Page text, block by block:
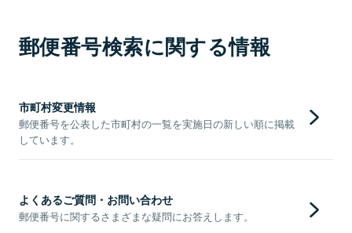
郵便番号検索に関する情報
市町村変更情報
郵便番号を公表した市町村の一覧を実施日の新しい順に掲載
しています。
よくあるご質問・お問い合わせ
郵便番号に関するさまざまな疑問にお答えします。